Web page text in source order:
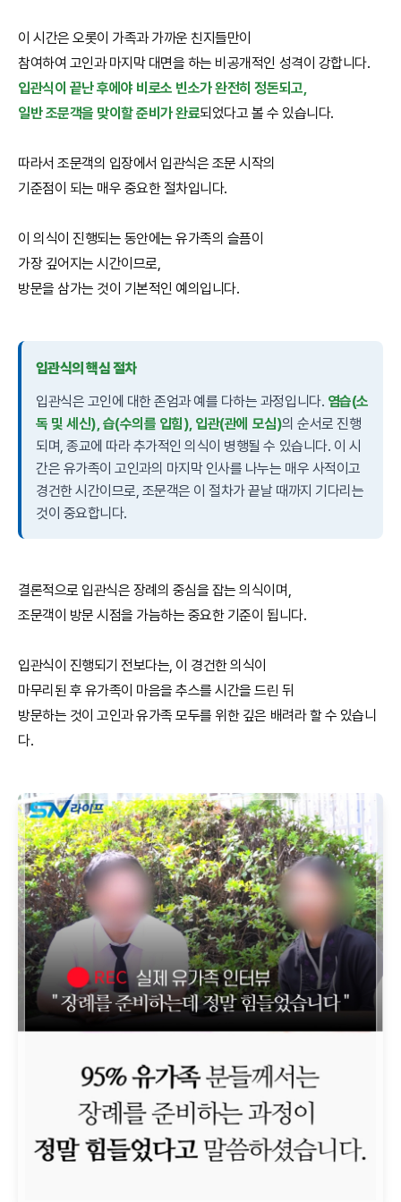
이 시간은 오롯이 가족과 가까운 친지들만이
참여하여 고인과 마지막 대면을 하는 비공개적인 성격이 강합니다.
입관식이 끝난 후에야 비로소 빈소가 완전히 정돈되고,
일반 조문객을 맞이할 준비가 완료되었다고 볼 수 있습니다.
따라서 조문객의 입장에서 입관식은 조문 시작의
기준점이 되는 매우 중요한 절차입니다.
이 의식이 진행되는 동안에는 유가족의 슬픔이
가장 깊어지는 시간이므로,
방문을 삼가는 것이 기본적인 예의입니다.
입관식의 핵심 절차
입관식은 고인에 대한 존엄과 예를 다하는 과정입니다. 염습(소
독 및 세신), 습(수의를 입힘), 입관(관에 모심)의 순서로 진행
되며, 종교에 따라 추가적인 의식이 병행될 수 있습니다. 이 시
간은 유가족이 고인과의 마지막 인사를 나누는 매우 사적이고
경건한 시간이므로, 조문객은 이 절차가 끝날 때까지 기다리는
것이 중요합니다.
결론적으로 입관식은 장례의 중심을 잡는 의식이며,
조문객이 방문 시점을 가늠하는 중요한 기준이 됩니다.
입관식이 진행되기 전보다는, 이 경건한 의식이
마무리된 후 유가족이 마음을 추스를 시간을 드린 뒤
방문하는 것이 고인과 유가족 모두를 위한 깊은 배려라 할 수 있습니
다.